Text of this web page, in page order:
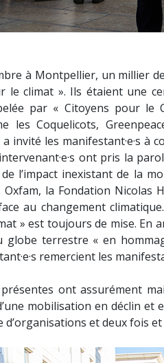
à Montpellier, un millier
le climat ». Ils étaient une
par « Citoyens pour
les Coquelicots,
a invité les manifestant·e·s
ont pris la
de l’impact inexistant de la
Oxfam, la Fondation
au changement
» est toujours de mise. En
globe terrestre « en
remercient les
ont assurément
mobilisation en déclin
d’organisations et deux fois